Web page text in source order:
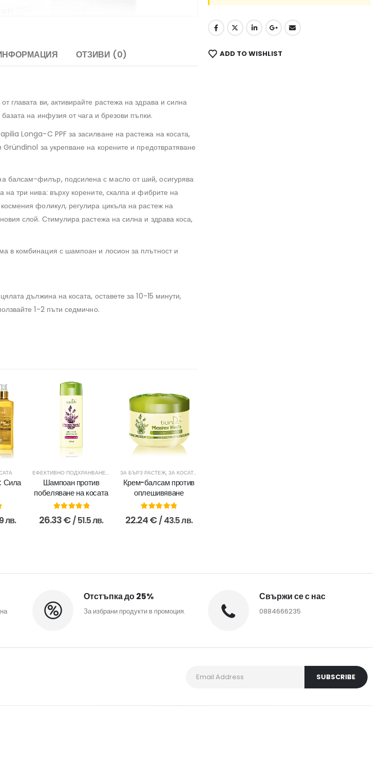
ОТЗИВИ (0)
главата ви, активирайте растежа на здрава и силна
на инфузия от чага и брезови пъпки.
Longa-C PPF за засилване на растежа на косата,
за укрепване на корените и предотвратяване
балсам-филър, подсилена с масло от ший, осигурява
на три нива: върху корените, скалпа и фибрите на
фоликул, регулира цикъла на растеж на
слой. Стимулира растежа на силна и здрава коса,
в комбинация с шампоан и лосион за плътност и
дължина на косата, оставете за 10-15 минути,
1-2 пъти седмично.
Сила
5
лв.
ЕФЕКТИВНО ПОДХРАНВАНЕ
, ЗА КОСАТА
Шампоан против
побеляване на косата
5.00 out of 5
26.33€/ 51.5 лв.
ЗА БЪРЗ РАСТЕЖ, ЗА КОСАТА
Крем-балсам против
оплешивяване
out of 5
22.24€/ 43.5 лв.
ADD TO WISHLIST
Отстъпка до 25%
За избрани продукти в промоция.
Свържи се с нас
0884666235